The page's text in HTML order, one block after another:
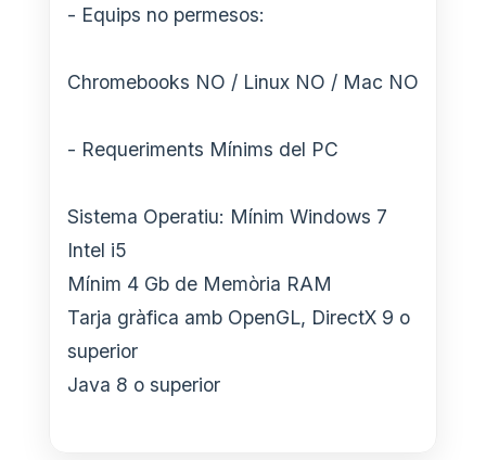
- Equips no permesos:
Chromebooks NO / Linux NO / Mac NO
- Requeriments Mínims del PC
Sistema Operatiu: Mínim Windows 7
Intel i5
Mínim 4 Gb de Memòria RAM
Tarja gràfica amb OpenGL, DirectX 9 o
superior
Java 8 o superior